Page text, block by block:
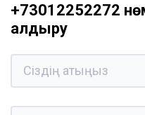
+73012252272
қалдыру